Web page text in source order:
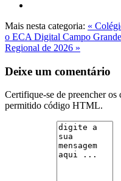
Mais nesta categoria: «
o ECA Digital Campo
Regional de 2026 »
Deixe um comentário
Certifique-se de preencher
permitido código HTML.